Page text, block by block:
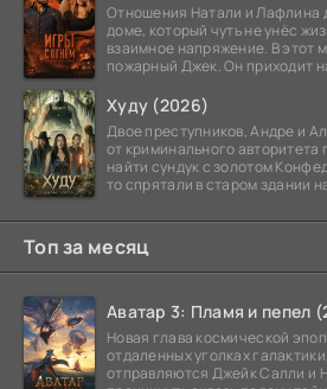
Отношения Натали и Лафлина
доме, который чуть не унёс
взаимное напряжение. В этот
пожарный Джек. Он приходит
Худу (2026)
Двое преступников, Андре и
от криминального авторитета
найти сундук с золотом
то спрятали в старом здании
Топ за месяц
Аватар 3: Пламя и пепел
Новая глава космической
отдаленных уголках
отправляются Джейк Салли и